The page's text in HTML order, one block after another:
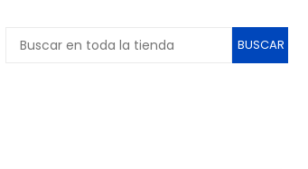
BUSCAR